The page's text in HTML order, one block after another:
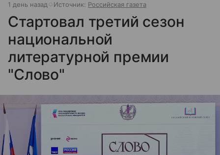
1 день назад Источник: Российская газета
Стартовал третий сезон
национальной
литературной премии
"Слово"